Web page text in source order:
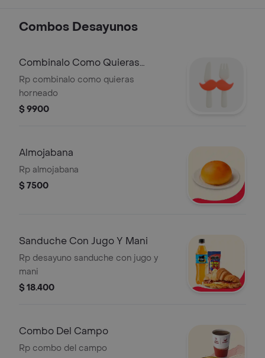
Combos Desayunos
Combinalo Como Quieras
Horneado
Rp combinalo como quieras
horneado
$ 9900
Almojabana
Rp almojabana
$ 7500
Sanduche Con Jugo Y Mani
Rp desayuno sanduche con jugo y
mani
$ 18.400
Combo Del Campo
Rp combo del campo